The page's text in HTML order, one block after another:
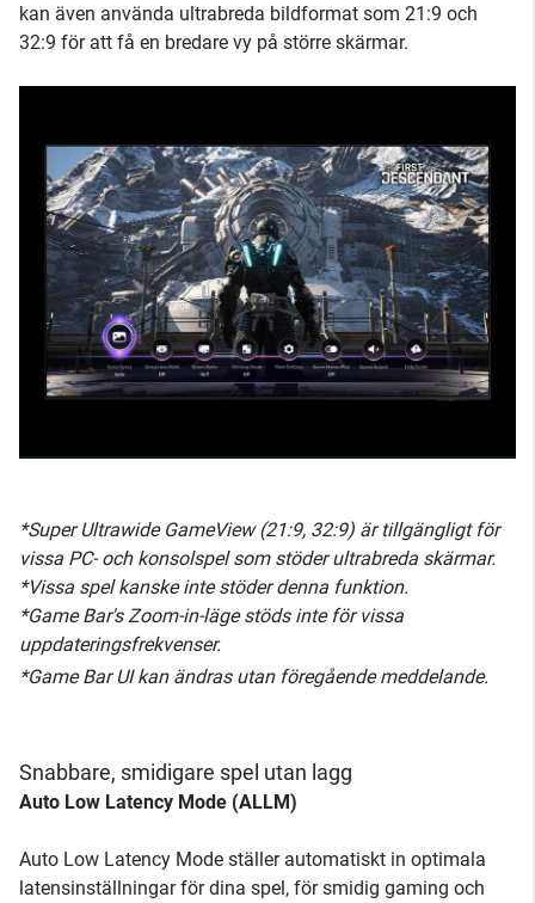
kan även använda ultrabreda bildformat som 21:9 och
32:9 för att få en bredare vy på större skärmar.
*Super Ultrawide GameView (21:9, 32:9) är tillgängligt för
vissa PC- och konsolspel som stöder ultrabreda skärmar.
*Vissa spel kanske inte stöder denna funktion.
*Game Bar's Zoom-in-läge stöds inte för vissa
uppdateringsfrekvenser.
*Game Bar UI kan ändras utan föregående meddelande.
Snabbare, smidigare spel utan lagg
Auto Low Latency Mode (ALLM)
Auto Low Latency Mode ställer automatiskt in optimala
latensinställningar för dina spel, för smidig gaming och